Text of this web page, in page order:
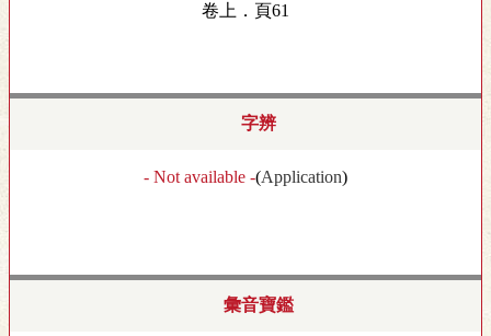
卷上．頁61
字辨
- Not available -(Application)
彙音寶鑑